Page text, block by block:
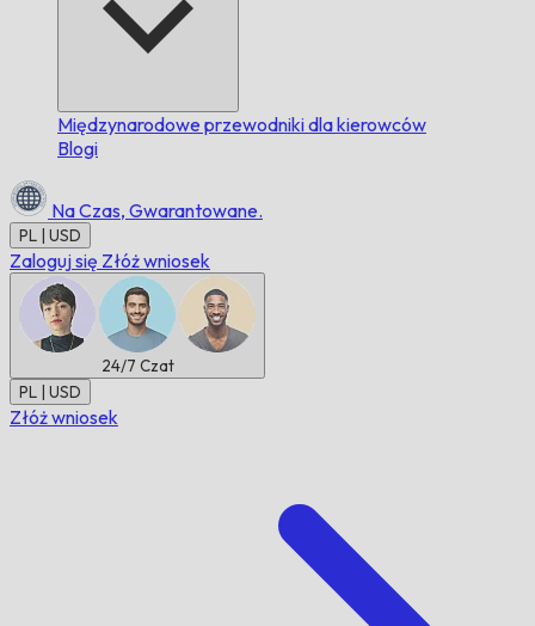
Międzynarodowe przewodniki dla kierowców
Blogi
Na Czas, Gwarantowane.
PL | USD
Zaloguj się Złóż wniosek
24/7 Czat
PL | USD
Złóż wniosek